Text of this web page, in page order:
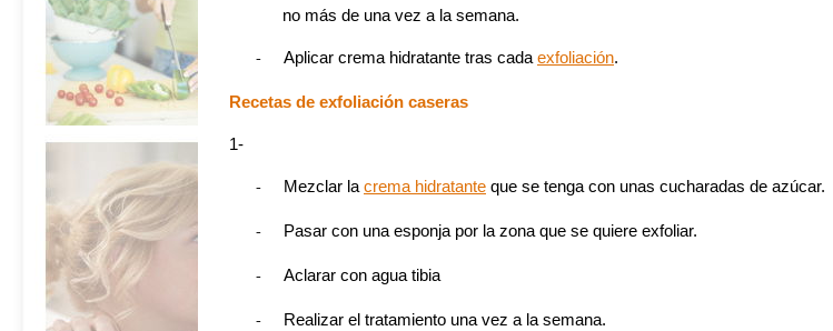
no más de una vez a la semana.
- Aplicar crema hidratante tras cada exfoliación.
Recetas de exfoliación caseras
1-
- Mezclar la crema hidratante que se tenga con unas cucharadas de azúcar.
- Pasar con una esponja por la zona que se quiere exfoliar.
- Aclarar con agua tibia
- Realizar el tratamiento una vez a la semana.